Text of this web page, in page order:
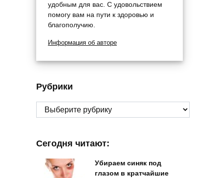
удобным для вас. С удовольствием
помогу вам на пути к здоровью и
благополучию.
Информация об авторе
Рубрики
Рубрики
Сегодня читают:
Убираем синяк под
глазом в кратчайшие